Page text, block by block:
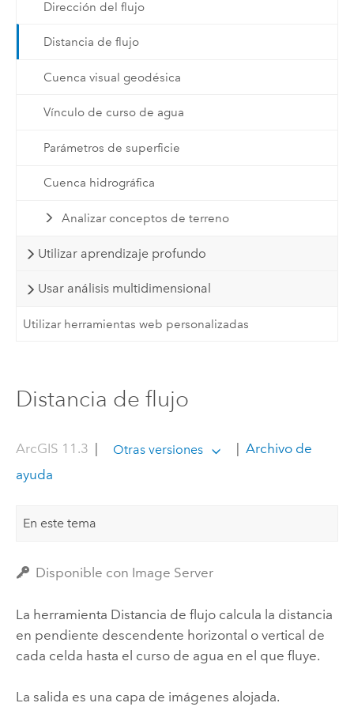
Dirección del flujo
Distancia de flujo
Cuenca visual geodésica
Vínculo de curso de agua
Parámetros de superficie
Cuenca hidrográfica
Analizar conceptos de terreno
Utilizar aprendizaje profundo
Usar análisis multidimensional
Utilizar herramientas web personalizadas
Distancia de flujo
ArcGIS 11.3 Otras versiones
Archivo de
ayuda
En este tema
Disponible con Image Server
La herramienta Distancia de flujo calcula la distancia
en pendiente descendente horizontal o vertical de
cada celda hasta el curso de agua en el que fluye.
La salida es una capa de imágenes alojada.